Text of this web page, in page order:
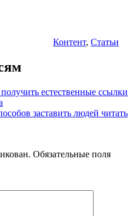
Контент, Статьи
естественные ссылки
заставить людей читать
Обязательные поля